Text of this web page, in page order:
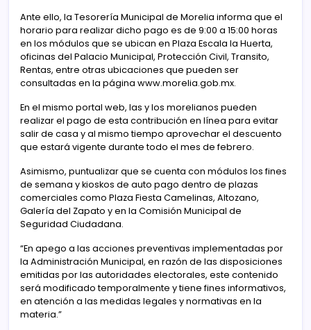
Ante ello, la Tesorería Municipal de Morelia informa que el
horario para realizar dicho pago es de 9:00 a 15:00 horas
en los módulos que se ubican en Plaza Escala la Huerta,
oficinas del Palacio Municipal, Protección Civil, Transito,
Rentas, entre otras ubicaciones que pueden ser
consultadas en la página www.morelia.gob.mx.
En el mismo portal web, las y los morelianos pueden
realizar el pago de esta contribución en línea para evitar
salir de casa y al mismo tiempo aprovechar el descuento
que estará vigente durante todo el mes de febrero.
Asimismo, puntualizar que se cuenta con módulos los fines
de semana y kioskos de auto pago dentro de plazas
comerciales como Plaza Fiesta Camelinas, Altozano,
Galería del Zapato y en la Comisión Municipal de
Seguridad Ciudadana.
“En apego a las acciones preventivas implementadas por
la Administración Municipal, en razón de las disposiciones
emitidas por las autoridades electorales, este contenido
será modificado temporalmente y tiene fines informativos,
en atención a las medidas legales y normativas en la
materia.”